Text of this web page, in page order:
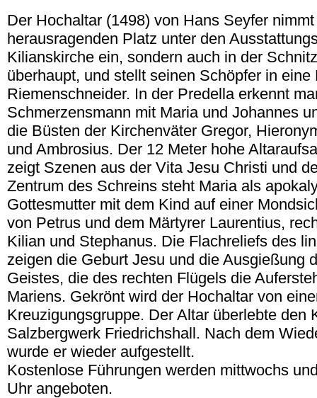
Der Hochaltar (1498) von Hans Seyfer
herausragenden Platz unter den
Kilianskirche ein, sondern auch in der
überhaupt, und stellt seinen Schöpfer in eine
Riemenschneider. In der Predella erkennt
Schmerzensmann mit Maria und Johannes
die Büsten der Kirchenväter Gregor,
und Ambrosius. Der 12 Meter hohe
zeigt Szenen aus der Vita Jesu Christi und
Zentrum des Schreins steht Maria als
Gottesmutter mit dem Kind auf einer
von Petrus und dem Märtyrer Laurentius,
Kilian und Stephanus. Die Flachreliefs des
zeigen die Geburt Jesu und die Ausgießung
Geistes, die des rechten Flügels die
Mariens. Gekrönt wird der Hochaltar von
Kreuzigungsgruppe. Der Altar überlebte den
Salzbergwerk Friedrichshall. Nach dem
wurde er wieder aufgestellt.
Kostenlose Führungen werden mittwochs
Uhr angeboten.